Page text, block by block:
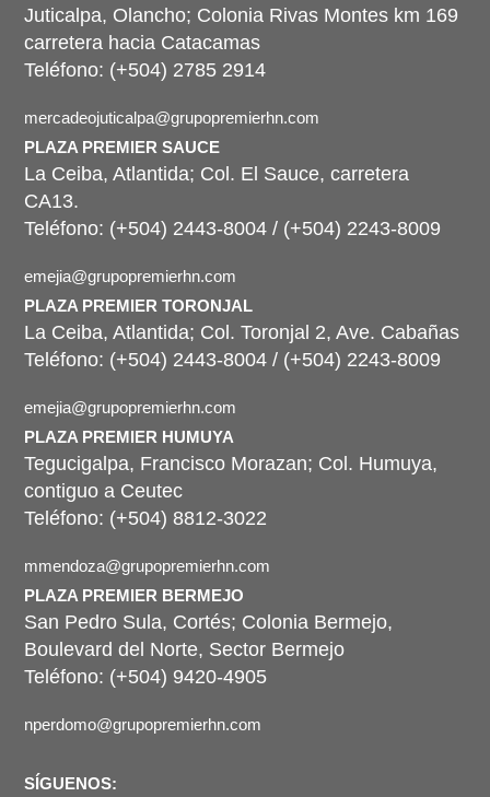
Juticalpa, Olancho; Colonia Rivas Montes km 169
carretera hacia Catacamas
Teléfono: (+504) 2785 2914
mercadeojuticalpa@grupopremierhn.com
PLAZA PREMIER SAUCE
La Ceiba, Atlantida; Col. El Sauce, carretera
CA13.
Teléfono: (+504) 2443-8004 / (+504) 2243-8009
emejia@grupopremierhn.com
PLAZA PREMIER TORONJAL
La Ceiba, Atlantida; Col. Toronjal 2, Ave. Cabañas
Teléfono: (+504) 2443-8004 / (+504) 2243-8009
emejia@grupopremierhn.com
PLAZA PREMIER HUMUYA
Tegucigalpa, Francisco Morazan; Col. Humuya,
contiguo a Ceutec
Teléfono: (+504) 8812-3022
mmendoza@grupopremierhn.com
PLAZA PREMIER BERMEJO
San Pedro Sula, Cortés; Colonia Bermejo,
Boulevard del Norte, Sector Bermejo
Teléfono: (+504) 9420-4905
nperdomo@grupopremierhn.com
SÍGUENOS: